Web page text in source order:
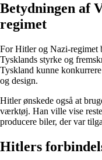
Betydningen af
regimet
For Hitler og Nazi-regimet
Tysklands styrke og
Tyskland kunne
og design.
Hitler ønskede også at
værktøj. Han ville vise
producere biler, der var
Hitlers